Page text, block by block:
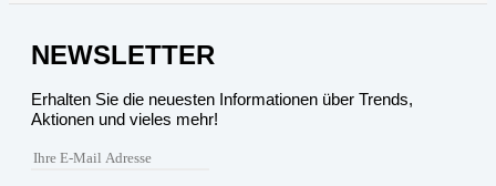
NEWSLETTER
Erhalten Sie die neuesten Informationen über Trends,
Aktionen und vieles mehr!